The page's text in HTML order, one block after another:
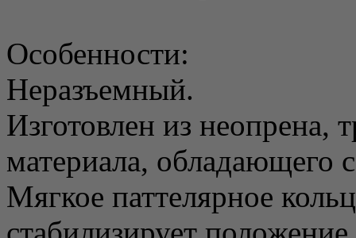
Особенности:
Неразъемный.
Изготовлен из неопрена,
материала, обладающего
Мягкое паттелярное